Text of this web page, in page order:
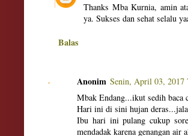
Thanks Mba Kurnia, amin
ya. Sukses dan sehat selalu
Balas
Anonim Senin, April 03, 2017
Mbak Endang...ikut sedih baca
Hari ini di sini hujan
Ibu hari ini pulang cukup
mendadak karena genangan